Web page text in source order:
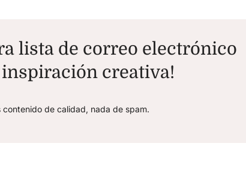
lista de correo electrónico
creativa!
contenido de calidad, nada de spam.